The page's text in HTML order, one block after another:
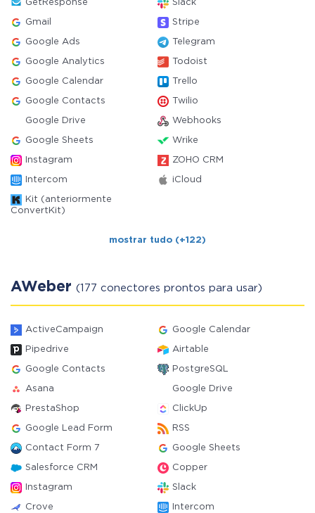
GetResponse Slack
Gmail Stripe
Google Ads Telegram
Google Analytics Todoist
Google Calendar Trello
Google Contacts Twilio
Google Drive Webhooks
Google Sheets Wrike
Instagram ZOHO CRM
Intercom iCloud
Kit (anteriormente
ConvertKit)
mostrar tudo (+122)
AWeber (177 conectores prontos para usar)
ActiveCampaign Google Calendar
Pipedrive Airtable
Google Contacts PostgreSQL
Asana Google Drive
PrestaShop ClickUp
Google Lead Form RSS
Contact Form 7 Google Sheets
Salesforce CRM Copper
Instagram Slack
Crove Intercom